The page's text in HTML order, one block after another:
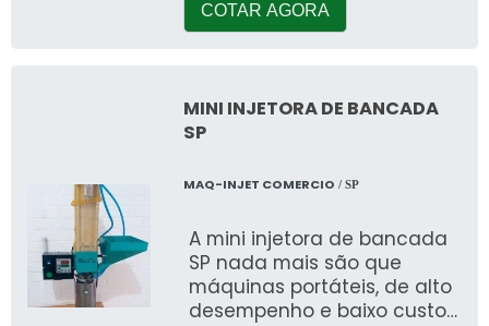
COTAR AGORA
MINI INJETORA DE BANCADA
SP
MAQ-INJET COMERCIO / SP
A mini injetora de bancada
SP nada mais são que
máquinas portáteis, de alto
desempenho e baixo custo